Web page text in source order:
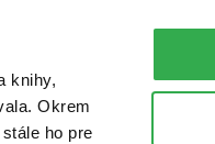
knihy,
Okrem
ho pre